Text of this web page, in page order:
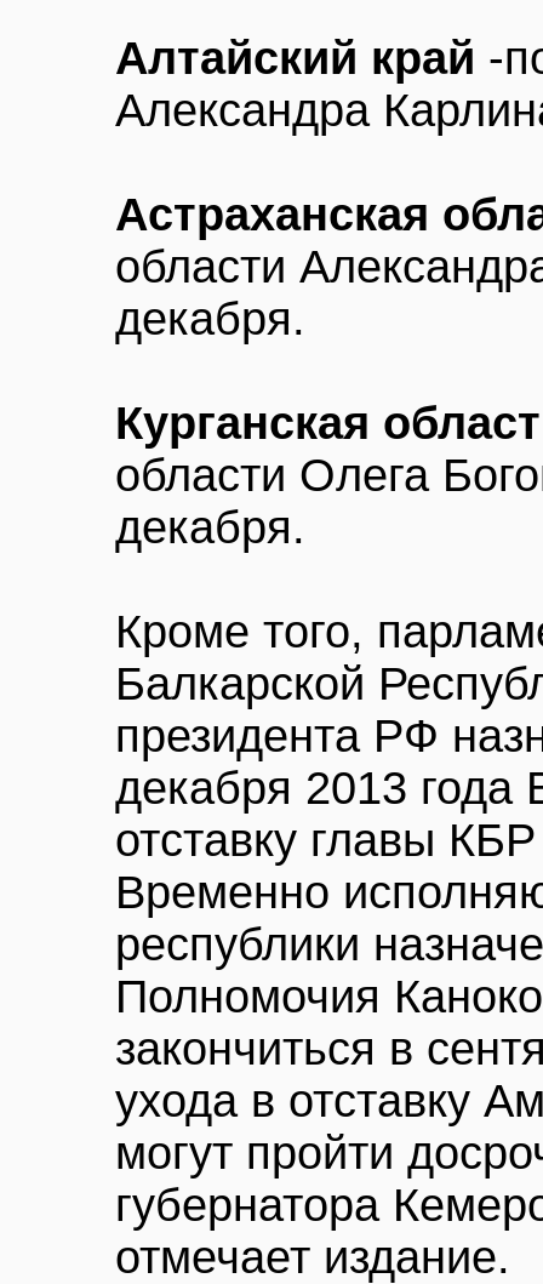
Алтайский край -
Александра
Астраханская
области
декабря.
Курганская
области Олега
декабря.
Кроме того,
Балкарской
президента РФ
декабря 2013
отставку главы
Временно
республики
Полномочия
закончиться в
ухода в отставку
могут пройти
губернатора
отмечает издание.